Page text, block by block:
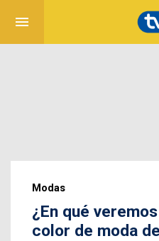
menu
Modas
¿En qué
color de moda